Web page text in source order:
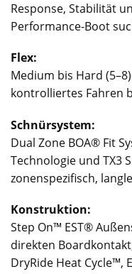
Response, Stabilität
Performance-Boot
Flex:
Medium bis Hard
kontrolliertes Fahren
Schnürsystem:
Dual Zone BOA® Fit
Technologie und TX3
zonenspezifisch,
Konstruktion:
Step On™ EST®
direkten
DryRide Heat Cycle™,